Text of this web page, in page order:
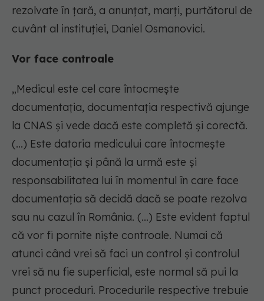
rezolvate în ţară, a anunţat, marţi, purtătorul de
cuvânt al instituţiei, Daniel Osmanovici.
Vor face controale
„Medicul este cel care întocmeşte
documentaţia, documentaţia respectivă ajunge
la CNAS şi vede dacă este completă şi corectă.
(...) Este datoria medicului care întocmeşte
documentaţia şi până la urmă este şi
responsabilitatea lui în momentul în care face
documentaţia să decidă dacă se poate rezolva
sau nu cazul în România. (...) Este evident faptul
că vor fi pornite nişte controale. Numai că
atunci când vrei să faci un control şi controlul
vrei să nu fie superficial, este normal să pui la
punct proceduri. Procedurile respective trebuie